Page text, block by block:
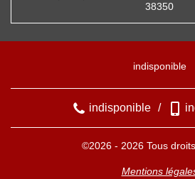
38350
indisponible
indisponible /
©2026 - 2026 Tous
Mentions